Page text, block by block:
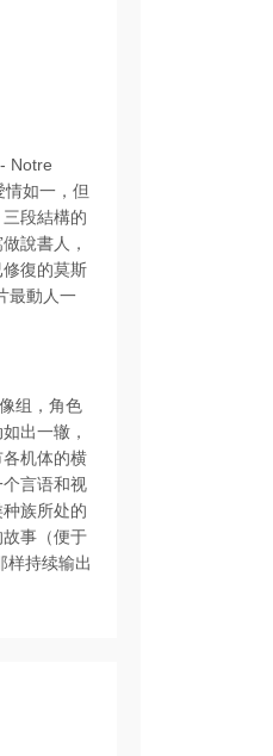
Notre
如一，但
段結構的
說書人，
復的莫斯
最動人一
组，角色
出一辙，
机体的横
言语和视
族所处的
事（便于
样持续输出